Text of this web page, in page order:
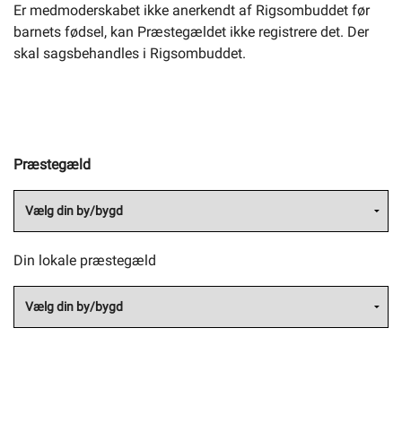
Er medmoderskabet ikke anerkendt af Rigsombuddet før
barnets fødsel, kan Præstegældet ikke registrere det. Der
skal sagsbehandles i Rigsombuddet.
Præstegæld
Din lokale præstegæld